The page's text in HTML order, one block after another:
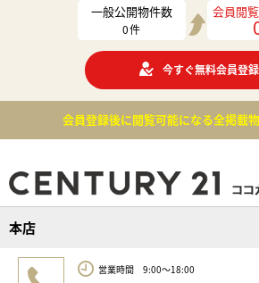
一般公開物件数
0件
会員閲
今すぐ無料会員登
会員登録後に閲覧可能になる全掲載
本店
営業時間 9:00～18:00